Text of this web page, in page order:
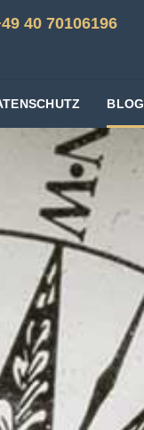
40 70106196
BLOG